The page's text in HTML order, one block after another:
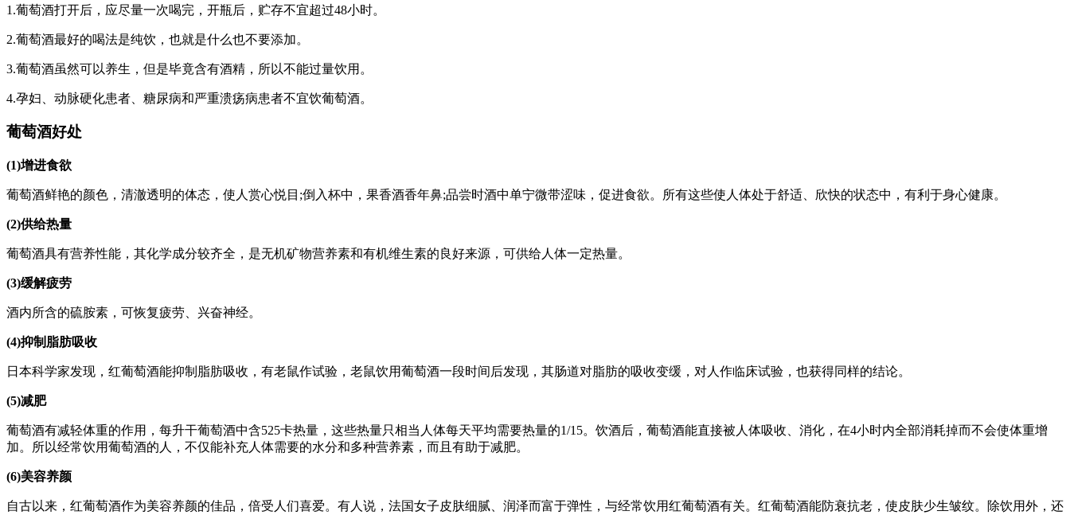
1.葡萄酒打开后，应尽量一次喝完，开瓶后，贮存不宜超过48小时。
2.葡萄酒最好的喝法是纯饮，也就是什么也不要添加。
3.葡萄酒虽然可以养生，但是毕竟含有酒精，所以不能过量饮用。
4.孕妇、动脉硬化患者、糖尿病和严重溃疡病患者不宜饮葡萄酒。
葡萄酒好处
(1)增进食欲
葡萄酒鲜艳的颜色，清澈透明的体态，使人赏心悦目;倒入杯中，果香酒香年鼻;品尝时酒中单宁微带涩味，促进食欲。所有这些使人体处于舒适、欣快的状态中，有利于身心健康。
(2)供给热量
葡萄酒具有营养性能，其化学成分较齐全，是无机矿物营养素和有机维生素的良好来源，可供给人体一定热量。
(3)缓解疲劳
酒内所含的硫胺素，可恢复疲劳、兴奋神经。
(4)抑制脂肪吸收
日本科学家发现，红葡萄酒能抑制脂肪吸收，有老鼠作试验，老鼠饮用葡萄酒一段时间后发现，其肠道对脂肪的吸收变缓，对人作临床试验，也获得同样的结论。
(5)减肥
葡萄酒有减轻体重的作用，每升干葡萄酒中含525卡热量，这些热量只相当人体每天平均需要热量的1/15。饮酒后，葡萄酒能直接被人体吸收、消化，在4小时内全部消耗掉而不会使体重增
加。所以经常饮用葡萄酒的人，不仅能补充人体需要的水分和多种营养素，而且有助于减肥。
(6)美容养颜
自古以来，红葡萄酒作为美容养颜的佳品，倍受人们喜爱。有人说，法国女子皮肤细腻、润泽而富于弹性，与经常饮用红葡萄酒有关。红葡萄酒能防衰抗老，使皮肤少生皱纹。除饮用外，还